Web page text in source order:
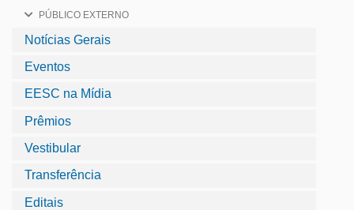
PÚBLICO EXTERNO
Notícias Gerais
Eventos
EESC na Mídia
Prêmios
Vestibular
Transferência
Editais